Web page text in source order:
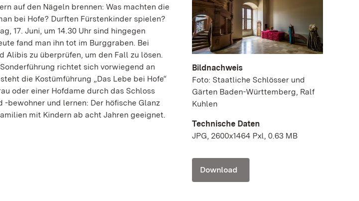
auf den Nägeln brennen: Was machten die
bei Hofe? Durften Fürstenkinder spielen?
17. Juni, um 14.30 Uhr sind hingegen
fand man ihn tot im Burggraben. Bei
Alibis zu überprüfen, um den Fall zu lösen.
richtet sich vorwiegend an
die Kostümführung „Das Lebe bei Hofe“
oder einer Hofdame durch das Schloss
bewohner und lernen: Der höfische Glanz
mit Kindern ab acht Jahren geeignet.
Bildnachweis
Foto: Staatliche Schlösser und
Gärten Baden-Württemberg, Ralf
Kuhlen
Technische Daten
JPG, 2600x1464 Pxl, 0.63 MB
Download